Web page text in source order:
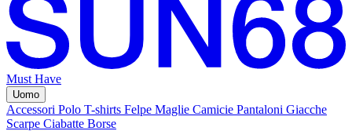
Must Have
Uomo
Accessori Polo T-shirts Felpe Maglie Camicie Pantaloni Giacche
Scarpe Ciabatte Borse